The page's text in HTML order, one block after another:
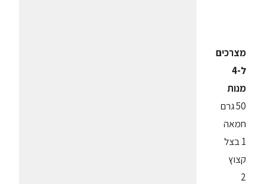
מצרכים
ל-4
מנות
50 גרם
חמאה
1 בצל
קצוץ
2